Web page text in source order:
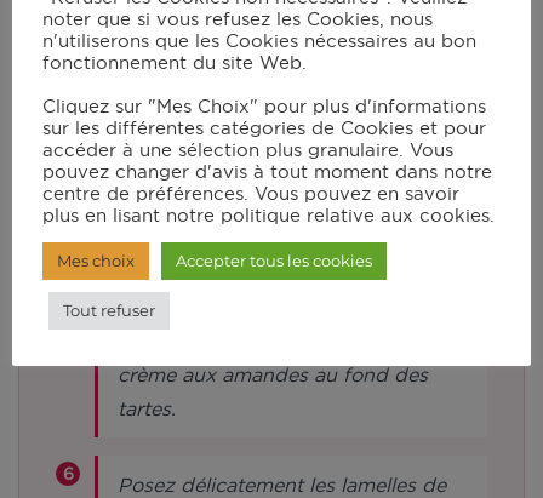
Verrouillez le couvercle et lancez le
mode manuel en vitesse 3 à 80°C
pendant 3 min.
Ajoutez la poudre d’amandes, le
sucre, l’œuf et le jaune. Verrouillez le
couvercle et lancez le mode manuel
en vitesse 6 pendant 1 min. Beurrez
les moules à tartelette et tapissez-les
crème aux amandes au fond des
tartes.
Posez délicatement les lamelles de
noter que si vous refusez les Cookies, nous
n'utiliserons que les Cookies nécessaires au bon
fonctionnement du site Web.
Cliquez sur "Mes Choix" pour plus d'informations
sur les différentes catégories de Cookies et pour
accéder à une sélection plus granulaire. Vous
pouvez changer d'avis à tout moment dans notre
centre de préférences. Vous pouvez en savoir
plus en lisant notre politique relative aux cookies.
Mes choix Accepter tous les cookies
Tout refuser